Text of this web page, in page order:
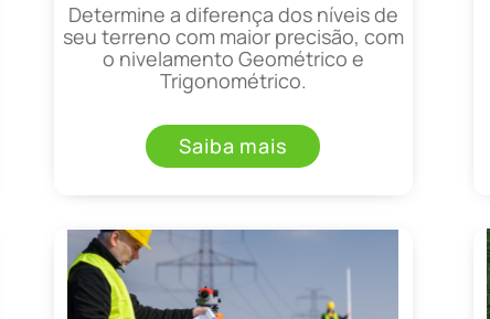
Determine a diferença dos níveis de
seu terreno com maior precisão, com
o nivelamento Geométrico e
Trigonométrico.
Saiba mais